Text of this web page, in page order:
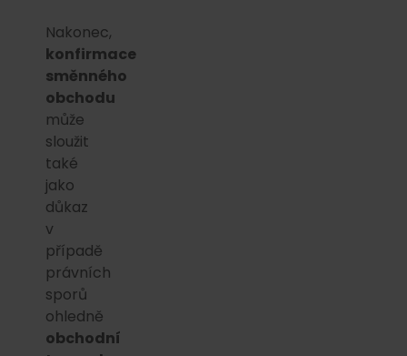
Nakonec,
konfirmace
směnného
obchodu
může
sloužit
také
jako
důkaz
v
případě
právních
sporů
ohledně
obchodní